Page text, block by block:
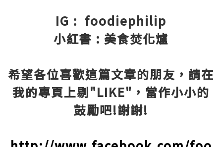
IG : foodiephilip
小紅書 : 美食焚化爐
希望各位喜歡這篇文章的朋友，請在
我的專頁上剔"LIKE"，當作小小的
鼓勵吧!謝謝!